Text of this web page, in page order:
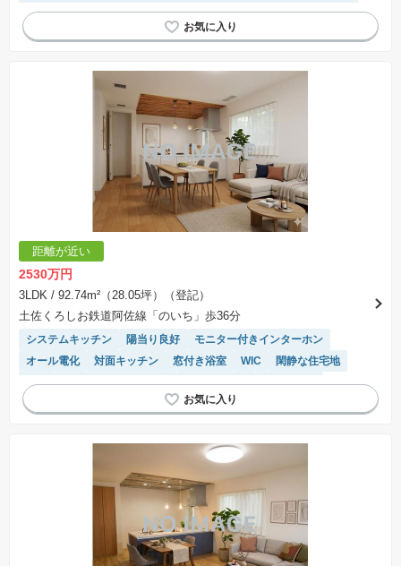
WIC
角地 IHクッキングヒーター 温水洗浄便座
浴室乾燥機
食洗機
距離が近い
2530万円
3LDK / 92.74m²（28.05坪）（登記）
土佐くろしお鉄道阿佐線「のいち」歩36分
システムキッチン 陽当り良好
モニター付きインターホン
オール電化
対面キッチン 窓付き浴室 WIC
閑静な住宅地
角地
IHクッキングヒーター 温水洗浄便座
浴室乾燥機
食洗機